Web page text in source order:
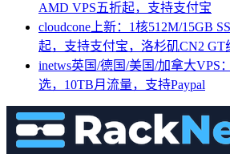
AMD VPS五折起，支持支付宝
cloudcone上新：1核512M/15GB
起，支持支付宝，洛杉矶CN2 GT
inetws英国/德国/美国/加拿大VPS
选，10TB月流量，支持Paypal